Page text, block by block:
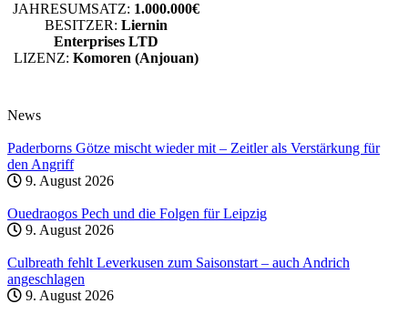
JAHRESUMSATZ: 1.000.000€
BESITZER: Liernin
Enterprises LTD
LIZENZ: Komoren (Anjouan)
News
Paderborns Götze mischt wieder mit – Zeitler als Verstärkung für
den Angriff
9. August 2026
Ouedraogos Pech und die Folgen für Leipzig
9. August 2026
Culbreath fehlt Leverkusen zum Saisonstart – auch Andrich
angeschlagen
9. August 2026